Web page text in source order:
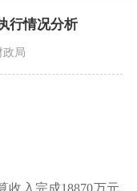
行情况分析
政局
收入完成18870万元,